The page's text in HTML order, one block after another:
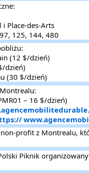
Place-des-Arts
125, 144, 480
(12 $/dzień)
dzień)
(30 $/dzień)
– 16 $/dzień)
non-profit z Montrealu,
Piknik